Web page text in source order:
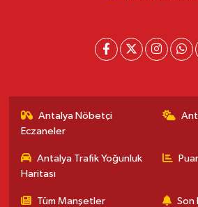
Antalya Nöbetçi
Eczaneler
Antalya Trafik Yoğunluk
Haritası
Tüm Manşetler Son